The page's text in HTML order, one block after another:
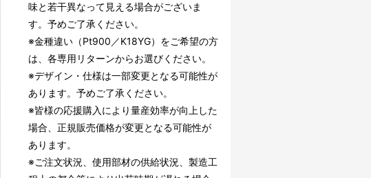
味と若干異なって見える場合がございま
す。予めご了承ください。
※金種違い（Pt900／K18YG）をご希望の方
は、各専用リターンからお選びください。
※デザイン・仕様は一部変更となる可能性が
あります。予めご了承ください。
※皆様の応援購入により量産効率が向上した
場合、正規販売価格が変更となる可能性が
あります。
※ご注文状況、使用部材の供給状況、製造工